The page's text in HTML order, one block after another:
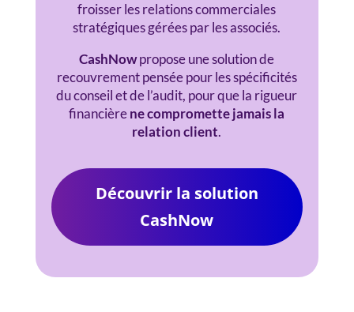
froisser les relations commerciales
stratégiques gérées par les associés.
CashNowpropose une solution de
recouvrement pensée pour les spécificités
du conseil et de l’audit, pour que la rigueur
financièrene compromette jamais la
relation client.
Découvrir la solution
CashNow